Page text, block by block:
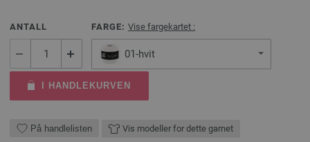
ANTALL FARGE: Vise fargekartet :
01-hvit
I HANDLEKURVEN
På handlelisten Vis modeller for dette garnet